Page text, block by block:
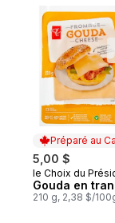
Préparé au
5,00 $
Préparé au
le Choix du
Gouda en
210 g, 2,38 $/